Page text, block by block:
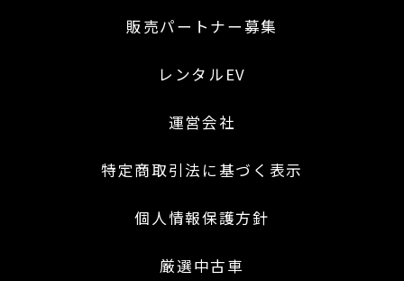
販売パートナー募集
レンタルEV
運営会社
特定商取引法に基づく表示
個人情報保護方針
厳選中古車